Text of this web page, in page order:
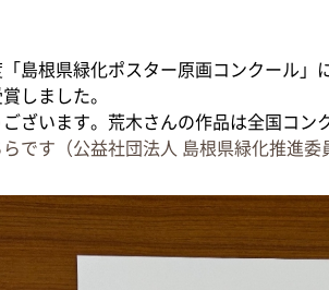
島根県緑化ポスター原画コンクール
しました。
ざいます。​​​​荒木さんの作品は全国コン
です（公益社団法人 島根県緑化推進委